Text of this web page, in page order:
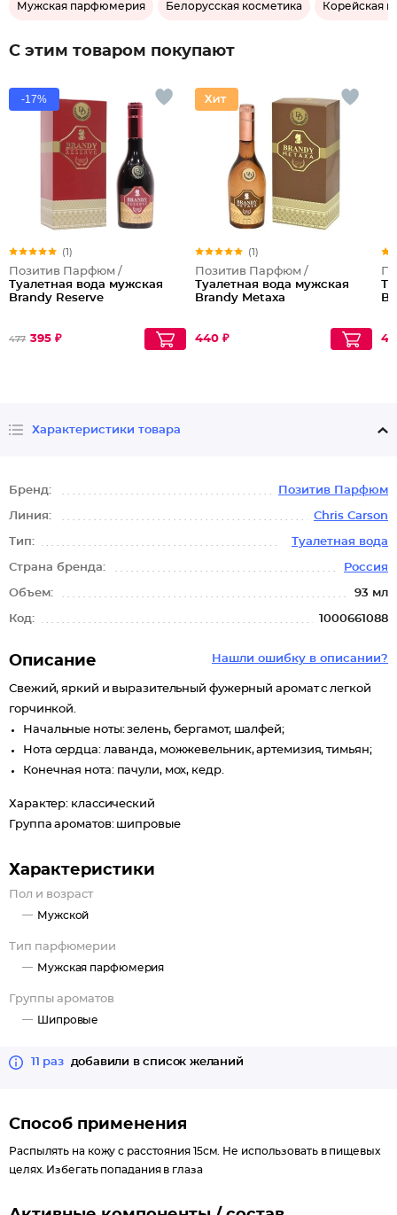
Мужская парфюмерия Белорусская косметика Корейская
С этим товаром покупают
-17%
(1)
Позитив Парфюм /
Туалетная вода мужская
Brandy Reserve
477 395 ₽
(1)
Позитив Парфюм /
Туалетная вода мужская
Brandy Metaxa
440 ₽
Характеристики товара
Бренд: Позитив Парфюм
Линия: Chris Carson
Тип: Туалетная вода
Страна бренда: Россия
Объем: 93 мл
Код: 1000661088
Нашли ошибку в описании?
Описание
Свежий, яркий и выразительный фужерный аромат с легкой
горчинкой.
Начальные ноты: зелень, бергамот, шалфей;
Нота сердца: лаванда, можжевельник, артемизия, тимьян;
Конечная нота: пачули, мох, кедр.
Характер: классический
Группа ароматов: шипровые
Характеристики
Пол и возраст
Мужской
Тип парфюмерии
Мужская парфюмерия
Группы ароматов
Шипровые
11 раз добавили в список желаний
Способ применения
Распылять на кожу с расстояния 15см. Не использовать в пищевых
целях. Избегать попадания в глаза